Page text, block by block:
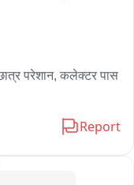
परेशान, कलेक्टर पास
Report